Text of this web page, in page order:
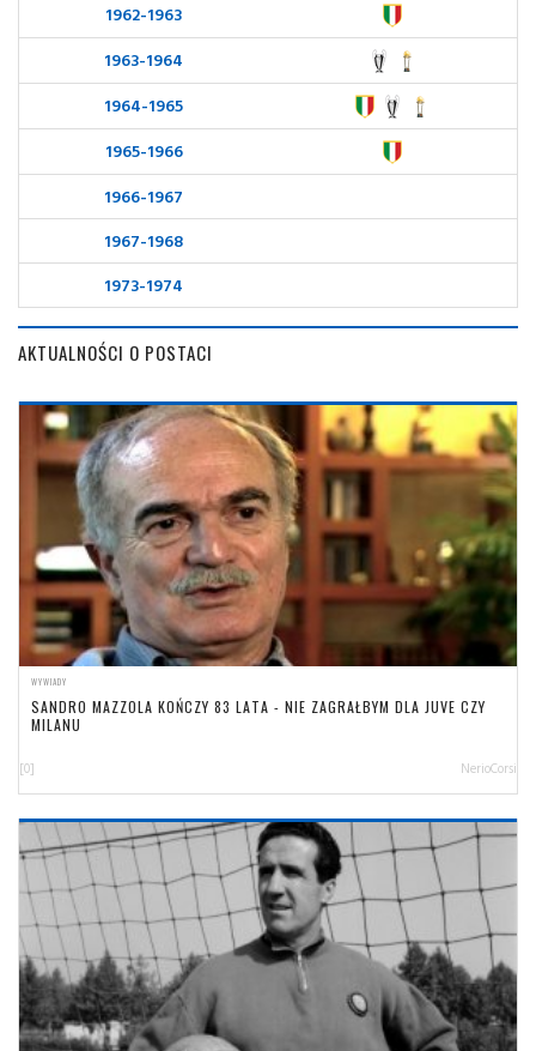
1962-1963
1963-1964
1964-1965
1965-1966
1966-1967
1967-1968
1973-1974
AKTUALNOŚCI O POSTACI
WYWIADY
SANDRO MAZZOLA KOŃCZY 83 LATA - NIE ZAGRAŁBYM DLA JUVE CZY
MILANU
[0] NerioCorsi